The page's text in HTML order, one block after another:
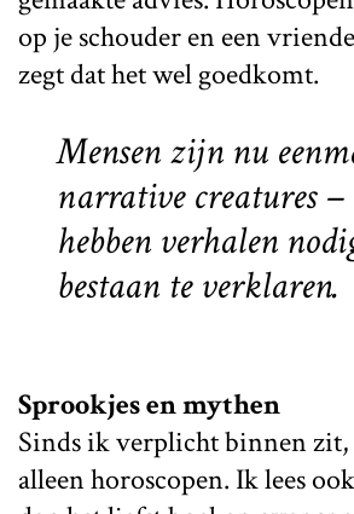
op je schouder en een
zegt dat het wel goedkomt.
Mensen zijn nu
narrative creatures–
hebben verhalen
bestaan te verklaren.
Sprookjes en mythen
Sinds ik verplicht binnen zit,
alleen horoscopen. Ik lees